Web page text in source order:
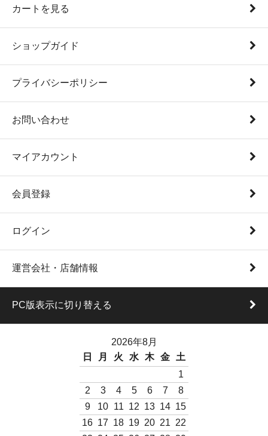
カートを見る
ショップガイド
プライバシーポリシー
お問い合わせ
マイアカウント
会員登録
ログイン
運営会社・店舗情報
PC版表示に切り替える
2026年8月
日
月 火 水 木 金
土
1
2
3 4 5 6 7
8
9
10 11 12 13 14 15
16 17 18 19 20 21 22